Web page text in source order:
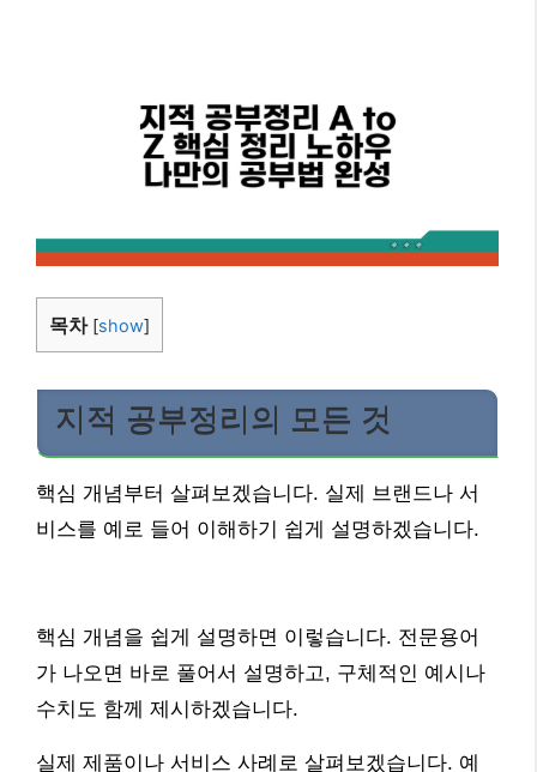
목차 [show]
지적 공부정리의 모든 것
핵심 개념부터 살펴보겠습니다. 실제 브랜드나 서
비스를 예로 들어 이해하기 쉽게 설명하겠습니다.
핵심 개념을 쉽게 설명하면 이렇습니다. 전문용어
가 나오면 바로 풀어서 설명하고, 구체적인 예시나
수치도 함께 제시하겠습니다.
실제 제품이나 서비스 사례로 살펴보겠습니다. 예